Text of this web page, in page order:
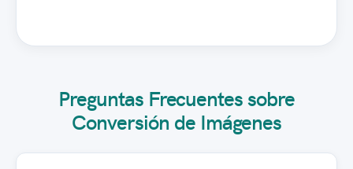
Preguntas Frecuentes sobre
Conversión de Imágenes